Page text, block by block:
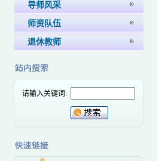
导师风采
师资队伍
退休教师
请输入关键词: